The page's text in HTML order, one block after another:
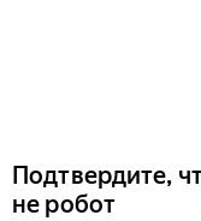
Подтвердите,
не робот